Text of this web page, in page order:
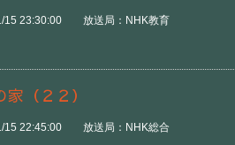
23:30:00 放送局：NHK教育
（２２）
22:45:00 放送局：NHK総合